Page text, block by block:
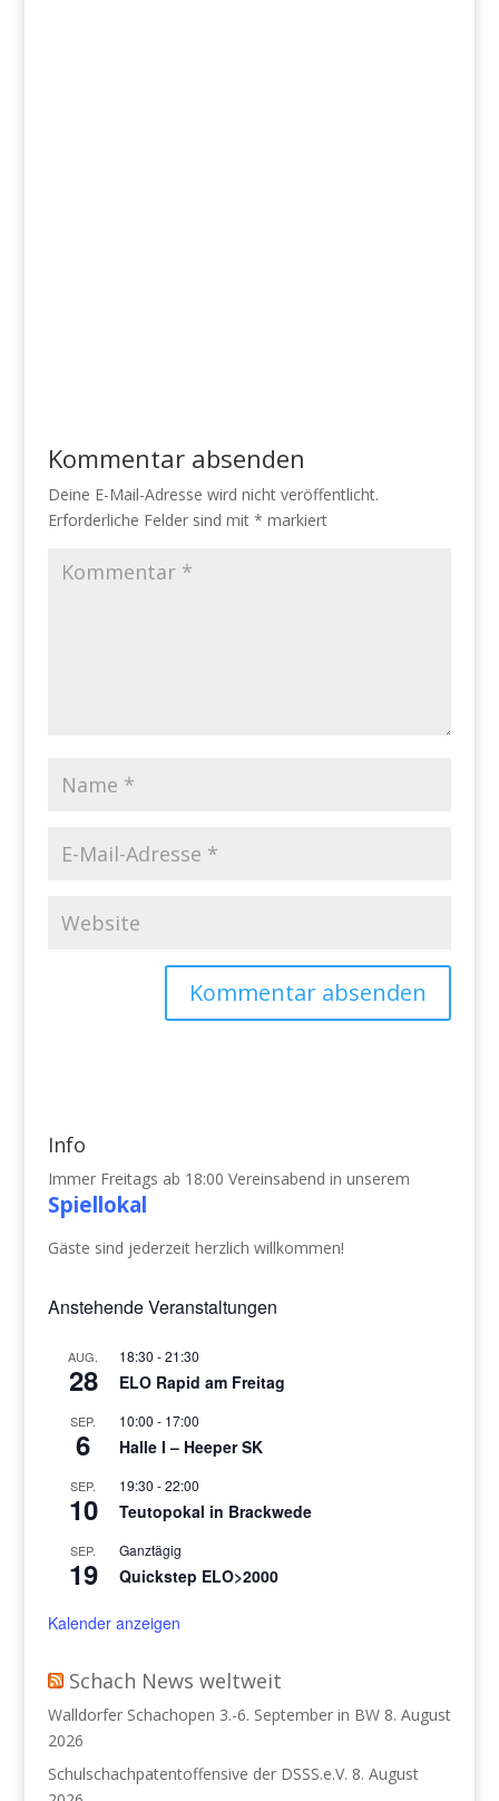
Kommentar absenden
Deine E-Mail-Adresse wird nicht veröffentlicht.
Erforderliche Felder sind mit * markiert
Info
Immer Freitags ab 18:00 Vereinsabend in unserem
Spiellokal
Gäste sind jederzeit herzlich willkommen!
Anstehende Veranstaltungen
AUG.
28
18:30 -21:30
ELO Rapid am Freitag
SEP.
6
10:00 - 17:00
Halle I – Heeper SK
SEP.
10
19:30 -22:00
Teutopokal in Brackwede
SEP.
19
Ganztägig
Quickstep ELO>2000
Kalender anzeigen
Schach News weltweit
Walldorfer Schachopen 3.-6. September in BW 8. August
2026
Schulschachpatentoffensive der DSSS.e.V. 8. August